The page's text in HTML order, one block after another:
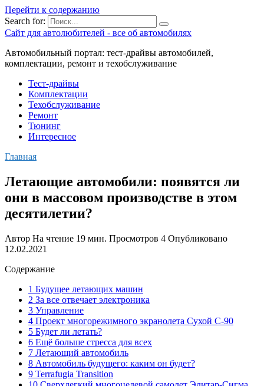
Перейти к содержанию
Search for:
Сайт для автолюбителей - все об автомобилях
Автомобильный портал: тест-драйвы автомобилей,
комплектации, ремонт и техобслуживание
Тест-драйвы
Комплектации
Техобслуживание
Ремонт
Тюнинг
Интересное
Главная
Летающие автомобили: появятся ли
они в массовом производстве в этом
десятилетии?
Автор На чтение 19 мин. Просмотров 4 Опубликовано
12.02.2021
Содержание
1 Будущее летающих машин
2 За все отвечает электроника
3 Управление
4 Проект многорежимного экранолета Сухой С-90
5 Будет ли летать?
6 Ещё больше стресса для всех
7 Летающий автомобиль
8 Автомобиль будущего: каким он будет?
9 Terrafugia Transition